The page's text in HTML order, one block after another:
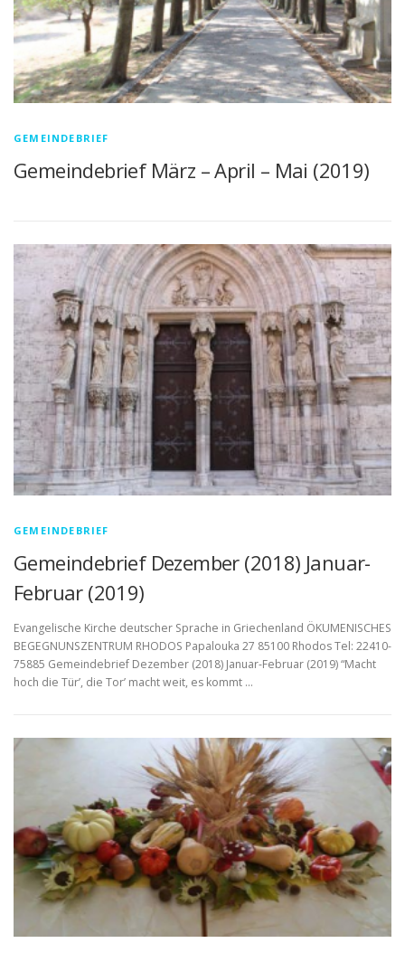
GEMEINDEBRIEF
Gemeindebrief März – April – Mai (2019)
GEMEINDEBRIEF
Gemeindebrief Dezember (2018) Januar-
Februar (2019)
Evangelische Kirche deutscher Sprache in Griechenland ÖKUMENISCHES
BEGEGNUNSZENTRUM RHODOS Papalouka 27 85100 Rhodos Tel: 22410-
75885 Gemeindebrief Dezember (2018) Januar-Februar (2019) “Macht
hoch die Tür’, die Tor’ macht weit, es kommt …